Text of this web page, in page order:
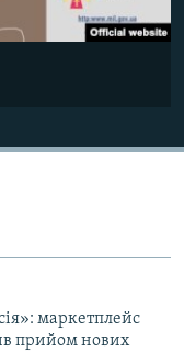
маркетплейс
прийом нових